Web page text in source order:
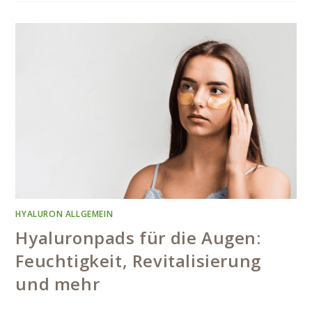
HYALURON ALLGEMEIN
Hyaluronpads für die Augen:
Feuchtigkeit, Revitalisierung
und mehr